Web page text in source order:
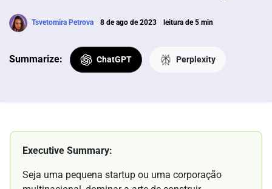
Tsvetomira Petrova 8 de ago de 2023 leitura de 5 min
Summarize: ChatGPT Perplexity
Executive Summary:
Seja uma pequena startup ou uma corporação